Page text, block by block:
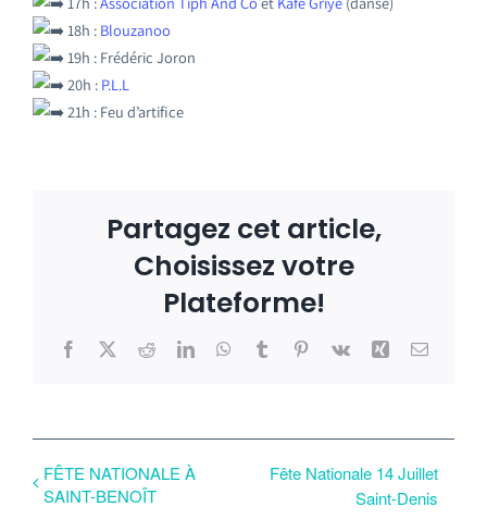
18h : Blouzanoo
19h : Frédéric Joron
20h : P.L.L
21h : Feu d’artifice
Partagez cet article,
Choisissez votre
Plateforme!
Facebook
X RedditLinkedInWhatsApp
TumblrPinterest
Vk Xing Email
FÊTE NATIONALE À
SAINT-BENOÎT
Fête Nationale 14 Juillet
Saint-Denis